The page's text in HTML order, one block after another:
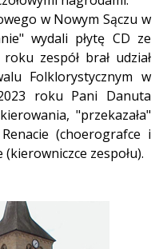
w Nowym Sączu w
wydali płytę CD ze
zespół brał udział
Folklorystycznym w
roku Pani Danuta
"przekazała"
(choerografce i
zespołu).